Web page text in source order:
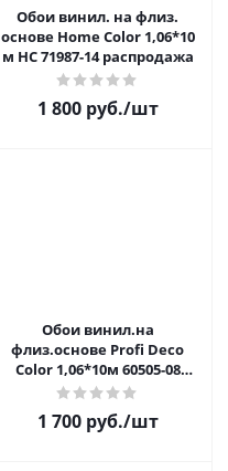
Обои винил. на флиз.
основе Home Color 1,06*10
м НС 71987-14 распродажа
1 800 руб./шт
Обои винил.на
флиз.основе Profi Deco
Color 1,06*10м 60505-08
распродажа
1 700 руб./шт